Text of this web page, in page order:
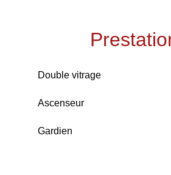
Double vitrage
Ascenseur
Gardien